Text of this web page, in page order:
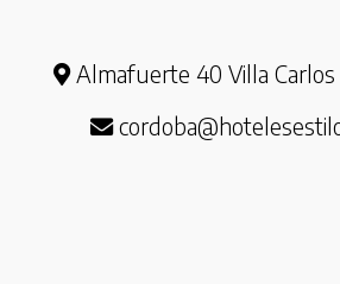
Almafuerte 40 Villa Carlos